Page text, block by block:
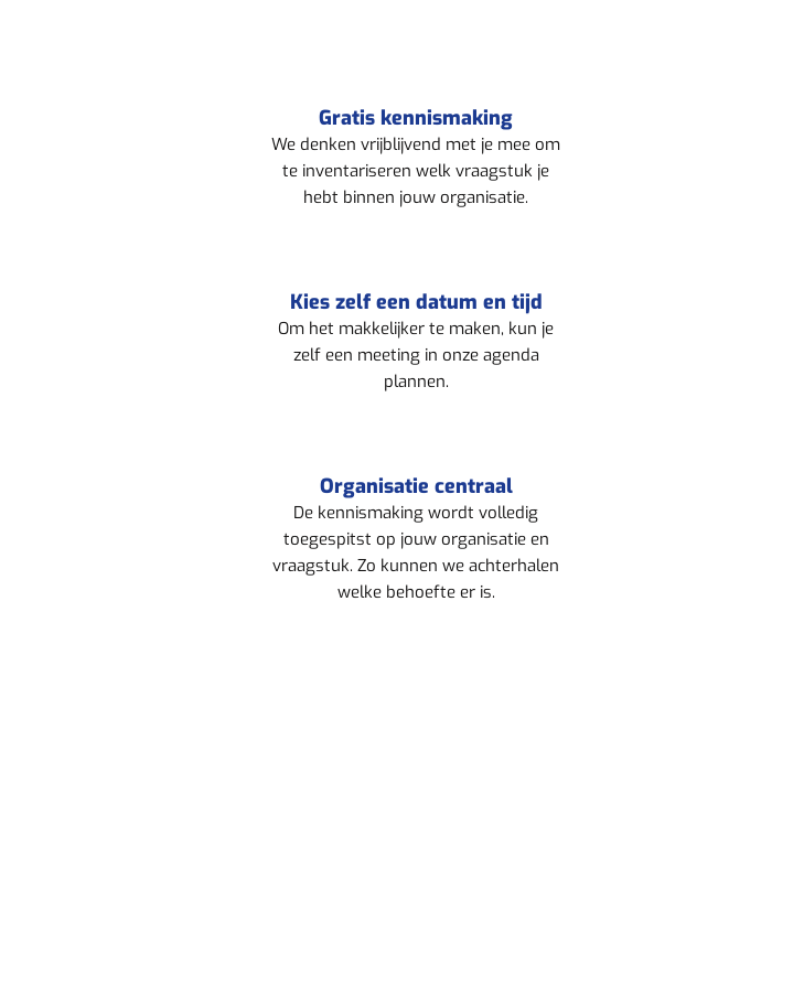
Gratis kennismaking
We denken vrijblijvend met je mee om
te inventariseren welk vraagstuk je
hebt binnen jouw organisatie.
Kies zelf een datum en tijd
Om het makkelijker te maken, kun je
zelf een meeting in onze agenda
plannen.
Organisatie centraal
De kennismaking wordt volledig
toegespitst op jouw organisatie en
vraagstuk. Zo kunnen we achterhalen
welke behoefte er is.